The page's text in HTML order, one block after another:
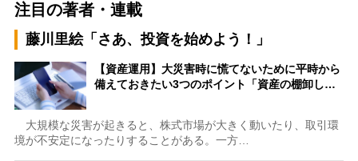
注目の著者・連載
藤川里絵「さあ、投資を始めよう！」
【資産運用】大災害時に慌てないために平時から
備えておきたい3つのポイント「資産の棚卸し…
大規模な災害が起きると、株式市場が大きく動いたり、取引環
境が不安定になったりすることがある。一方…